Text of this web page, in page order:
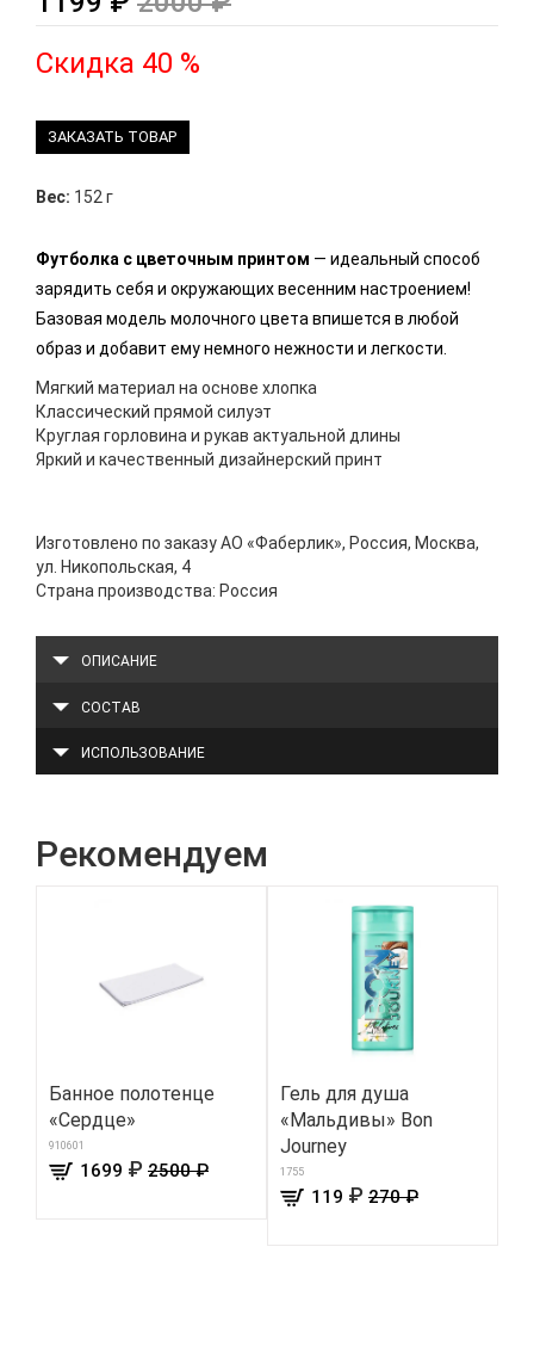
Скидка 40 %
ЗАКАЗАТЬ ТОВАР
Вес: 152 г
Футболка с цветочным принтом — идеальный способ
зарядить себя и окружающих весенним настроением!
Базовая модель молочного цвета впишется в любой
образ и добавит ему немного нежности и легкости.
Мягкий материал на основе хлопка
Классический прямой силуэт
Круглая горловина и рукав актуальной длины
Яркий и качественный дизайнерский принт
Изготовлено по заказу АО «Фаберлик», Россия, Москва,
ул. Никопольская, 4
Страна производства: Россия
ОПИСАНИЕ
СОСТАВ
ИСПОЛЬЗОВАНИЕ
Рекомендуем
Банное полотенце
«Сердце»
910601
1699 ₽ 2500 ₽
Гель для душа
«Мальдивы» Bon
Journey
1755
119 ₽ 270 ₽